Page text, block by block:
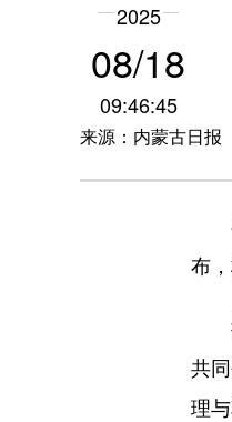
2025
08/18
09:46:45
来源：内蒙古日报
8
布
据
共
理